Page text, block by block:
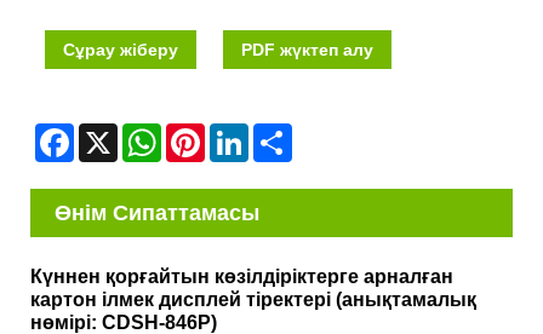
Сұрау жіберу PDF жүктеп алу
Facebook
X WhatsAppPinterestLinkedIn
Өнім Сипаттамасы
Күннен қорғайтын көзілдіріктерге арналған
картон ілмек дисплей тіректері (анықтамалық
нөмірі: CDSH-846P)